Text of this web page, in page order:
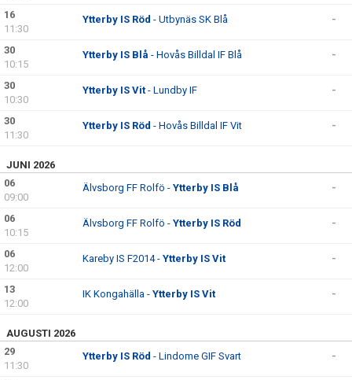
16
11:30
Ytterby IS Röd - Utbynäs SK Blå -
30
10:15
Ytterby IS Blå - Hovås Billdal IF Blå -
30
10:30
Ytterby IS Vit - Lundby IF -
30
11:30
Ytterby IS Röd - Hovås Billdal IF Vit -
JUNI 2026
06
09:00
Älvsborg FF Rolfö - Ytterby IS Blå -
06
10:15
Älvsborg FF Rolfö - Ytterby IS Röd -
06
12:00
Kareby IS F2014 - Ytterby IS Vit -
13
12:00
IK Kongahälla - Ytterby IS Vit -
AUGUSTI 2026
29
11:30
Ytterby IS Röd - Lindome GIF Svart -